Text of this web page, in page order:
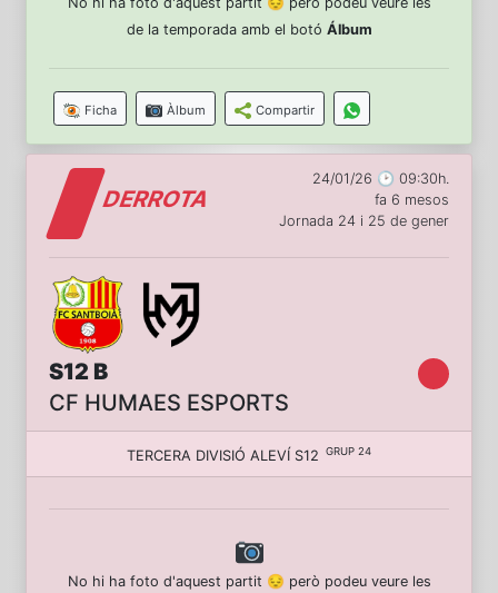
de la temporada amb el botó Álbum
Ficha Àlbum Compartir
DERROTA
24/01/26 🕑 09:30h.
fa 6 mesos
Jornada 24 i 25 de gener
S12 B
CF HUMAES ESPORTS
TERCERA DIVISIÓ ALEVÍ S12 GRUP 24
No hi ha foto d'aquest partit 😔 però podeu veure les